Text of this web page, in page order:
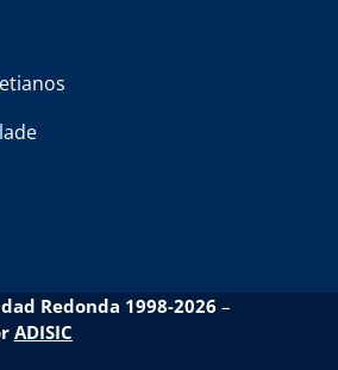
Redonda 1998-2026 –
ADISIC